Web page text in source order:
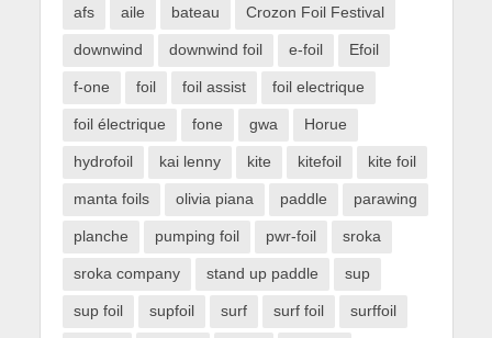
afs aile bateau Crozon Foil Festival
downwind downwind foil e-foil Efoil
f-one foil foil assist foil electrique
foil électrique fone gwa Horue
hydrofoil kai lenny kite kitefoil kite foil
manta foils olivia piana paddle parawing
planche pumping foil pwr-foil sroka
sroka company stand up paddle sup
sup foil supfoil surf surf foil surffoil